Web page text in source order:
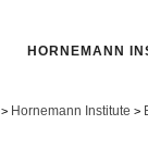
HORNEMANN
> Hornemann Institute >